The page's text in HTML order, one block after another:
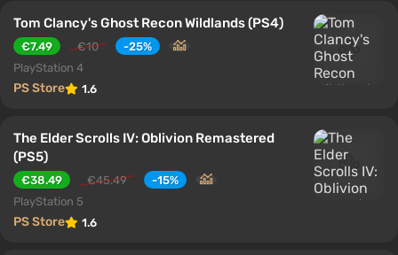
Tom Clancy's Ghost Recon Wildlands (PS4)
€7.49 €10
-25%
PlayStation 4
PS Store 1.6
The Elder Scrolls IV: Oblivion Remastered
(PS5)
€38.49 €45.49
-15%
PlayStation 5
PS Store 1.6